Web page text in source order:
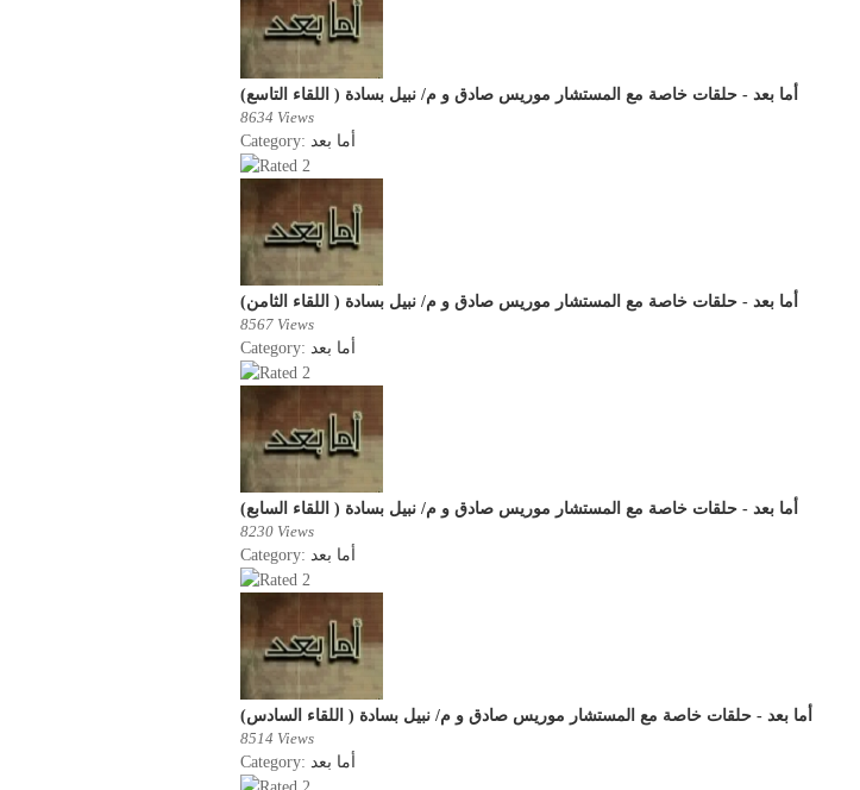
أما بعد - حلقات خاصة مع المستشار موريس صادق و م/ نبيل بسادة ( اللقاء التاسع)
8634 Views
Category: أما بعد
أما بعد - حلقات خاصة مع المستشار موريس صادق و م/ نبيل بسادة ( اللقاء الثامن)
8567 Views
Category: أما بعد
أما بعد - حلقات خاصة مع المستشار موريس صادق و م/ نبيل بسادة ( اللقاء السابع)
8230 Views
Category: أما بعد
أما بعد - حلقات خاصة مع المستشار موريس صادق و م/ نبيل بسادة ( اللقاء السادس)
8514 Views
Category: أما بعد